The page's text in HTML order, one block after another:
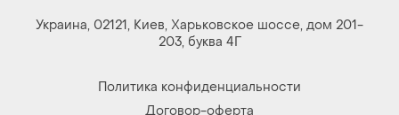
Украина, 02121, Киев, Харьковское шоссе, дом 201-
203, буква 4Г
Политика конфиденциальности
Договор-оферта